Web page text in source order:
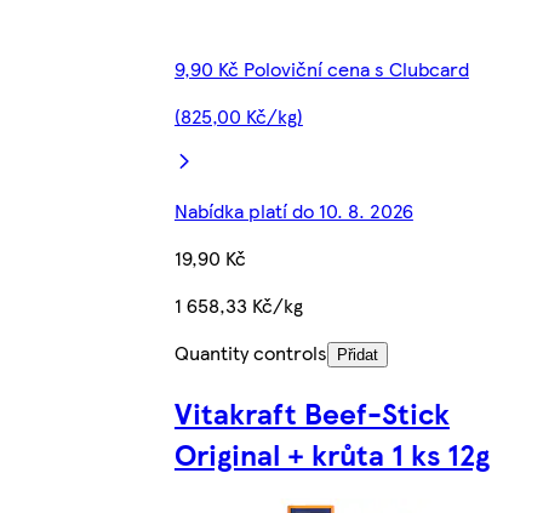
9,90 Kč Poloviční cena s Clubcard
(825,00 Kč/kg)
Nabídka platí do 10. 8. 2026
19,90 Kč
1 658,33 Kč/kg
Quantity controls
Přidat
Vitakraft Beef-Stick
Original + krůta 1 ks 12g